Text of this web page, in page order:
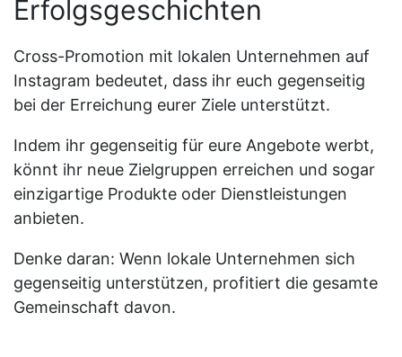
Erfolgsgeschichten
Cross-Promotion mit lokalen Unternehmen auf
Instagram bedeutet, dass ihr euch gegenseitig
bei der Erreichung eurer Ziele unterstützt.
Indem ihr gegenseitig für eure Angebote werbt,
könnt ihr neue Zielgruppen erreichen und sogar
einzigartige Produkte oder Dienstleistungen
anbieten.
Denke daran: Wenn lokale Unternehmen sich
gegenseitig unterstützen, profitiert die gesamte
Gemeinschaft davon.